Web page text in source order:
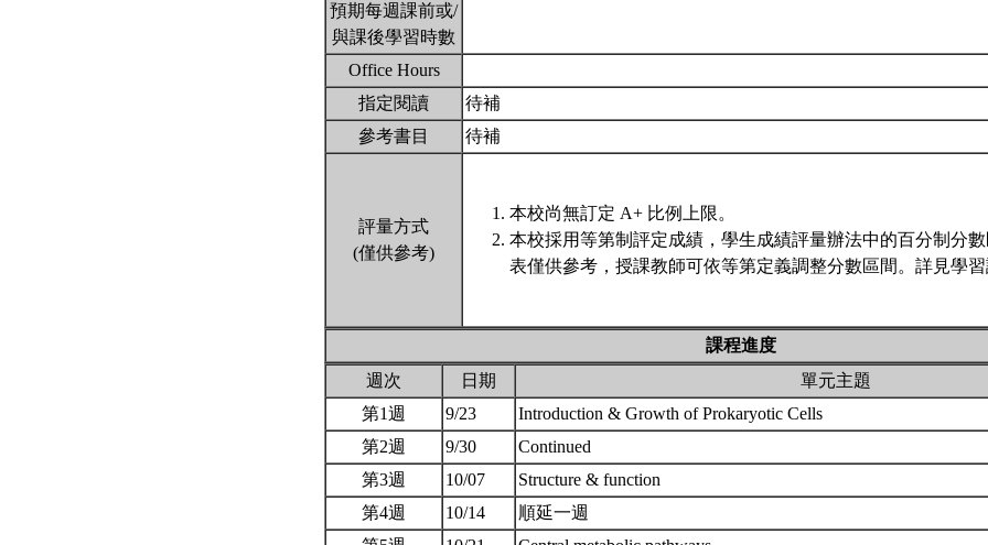
預期每週課前或/
與課後學習時數
Office Hours
指定閱讀
待補
參考書目
待補
評量方式
(僅供參考)
本校尚無訂定 A+ 比例上限。
本校採用等第制評定成績，學生成績評量辦法中的百分制分
表僅供參考，授課教師可依等第定義調整分數區間。詳見學
課程進度
週次
日期
單元主題
第1週
9/23
Introduction & Growth of Prokaryotic Cells
第2週
9/30
Continued
第3週
10/07
Structure & function
第4週
10/14
順延一週